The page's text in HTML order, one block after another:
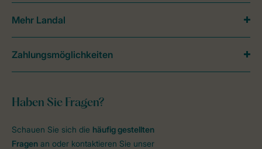
Haben Sie Fragen?
Schauen Sie sich die häufig gestellten
Fragen an oder kontaktieren Sie unser
Mehr Landal
Zahlungsmöglichkeiten